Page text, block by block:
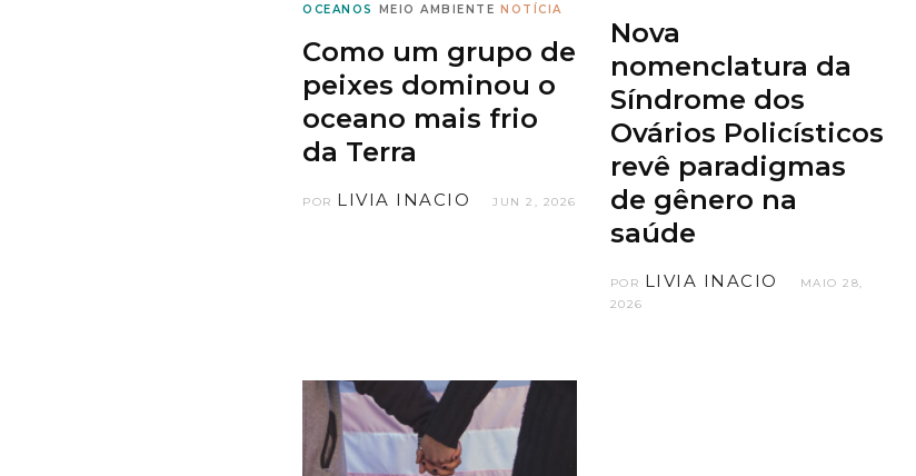
OCEANOS
MEIO AMBIENTE NOTÍCIA
Como um grupo de
peixes dominou o
oceano mais frio
da Terra
POR LIVIA INACIO JUN 2, 2026
Nova
nomenclatura da
Síndrome dos
Ovários Policísticos
revê paradigmas
de gênero na
saúde
POR LIVIA INACIO
MAIO 28,
2026